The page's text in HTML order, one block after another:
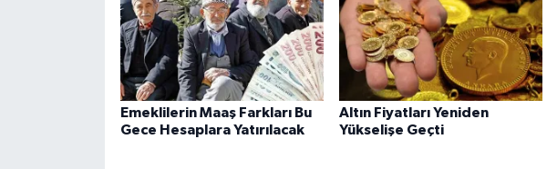
Emeklilerin Maaş Farkları Bu
Gece Hesaplara Yatırılacak
Altın Fiyatları Yeniden
Yükselişe Geçti